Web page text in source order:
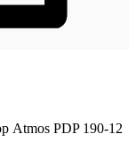
Atmos PDP 190-12